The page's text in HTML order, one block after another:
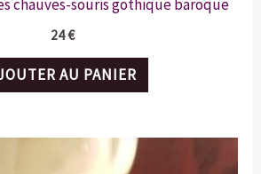
chauves-souris gothique baroque
24€
AU PANIER